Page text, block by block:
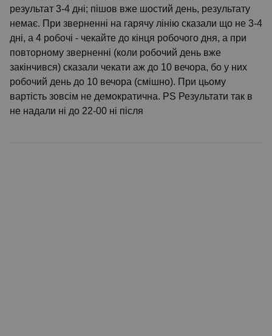
результат 3-4 дні; пішов вже шостий день, результату
немає. При зверненні на гарячу лінію сказали що не 3-4
дні, а 4 робочі - чекайте до кінця робочого дня, а при
повторному зверненні (коли робочий день вже
закінчився) сказали чекати аж до 10 вечора, бо у них
робочий день до 10 вечора (смішно). При цьому
вартість зовсім не демократична. PS Результати так в
не надали ні до 22-00 ні після